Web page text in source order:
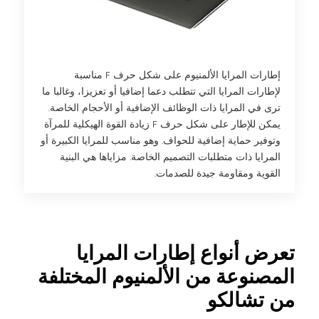
إطارات المرايا الألمنيوم على شكل حرف F مناسبة
لإطارات المرايا التي تتطلب دعما إضافيا أو تعزيزا، وغالبا ما
ترى في المرايا ذات الوظائف الإضافية أو الأحجام الخاصة.
يمكن للإطار على شكل حرف F زيادة القوة الهيكلية للمرآة
وتوفير حماية إضافية للحواف. وهو مناسب للمرايا الكبيرة أو
المرايا ذات متطلبات التصميم الخاصة. مزاياها هي البنية
القوية ومقاومة جيدة للصدمات.
تعرض أنواع إطارات المرايا
المصنوعة من الألمنيوم المختلفة
من تشالكو